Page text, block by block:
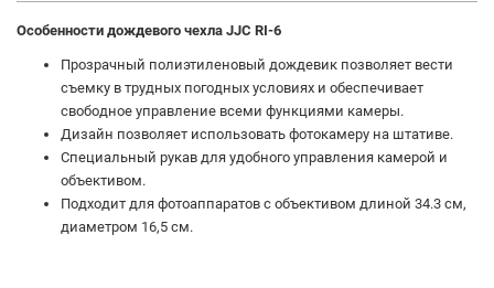
Особенности дождевого чехла JJC RI-6
Прозрачный полиэтиленовый дождевик позволяет вести
съемку в трудных погодных условиях и обеспечивает
свободное управление всеми функциями камеры.
Дизайн позволяет использовать фотокамеру на штативе.
Специальный рукав для удобного управления камерой и
объективом.
Подходит для фотоаппаратов с объективом длиной 34.3 см,
диаметром 16,5 см.